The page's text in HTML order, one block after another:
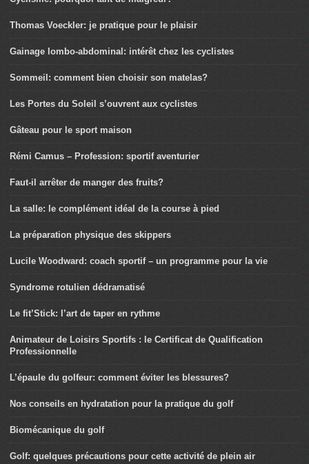
Thomas Voeckler: je pratique pour le plaisir
Gainage lombo-abdominal: intérêt chez les cyclistes
Sommeil: comment bien choisir son matelas?
Les Portes du Soleil s’ouvrent aux cyclistes
Gâteau pour le sport maison
Rémi Camus – Profession: sportif aventurier
Faut-il arrêter de manger des fruits?
La salle: le complément idéal de la course à pied
La préparation physique des skippers
Lucile Woodward: coach sportif – un programme pour la vie
Syndrome rotulien dédramatisé
Le fit’Stick: l’art de taper en rythme
Animateur de Loisirs Sportifs : le Certificat de Qualification
Professionnelle
L’épaule du golfeur: comment éviter les blessures?
Nos conseils en hydratation pour la pratique du golf
Biomécanique du golf
Golf: quelques précautions pour cette activité de plein air